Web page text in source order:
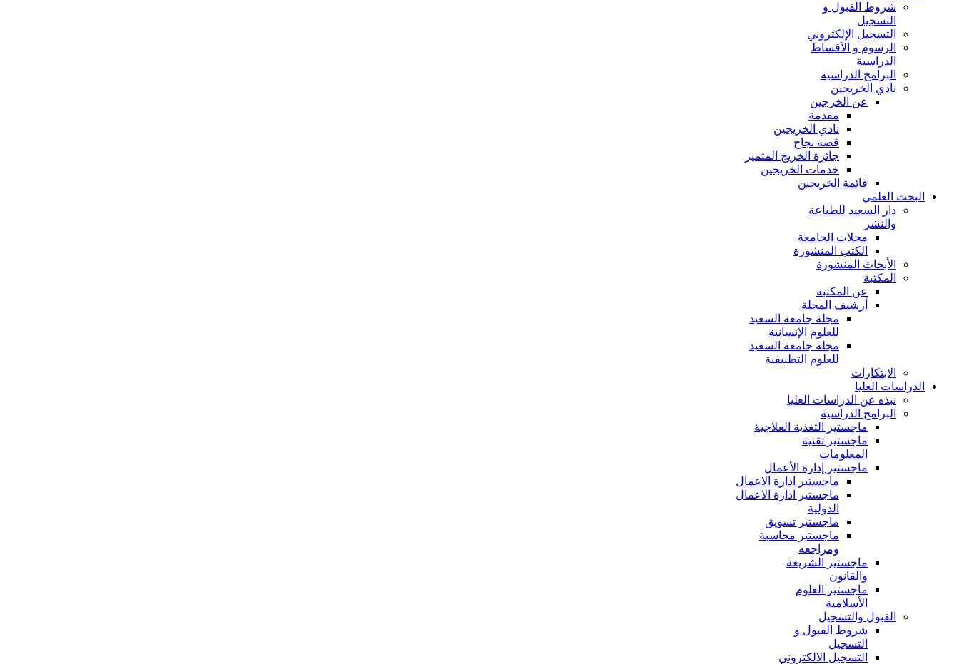
شروط القبول و
التسجيل
التسجيل الإلكتروني
الرسوم و الأقساط
الدراسية
البرامج الدراسية
نادي الخريجين
عن الخرجين
مقدمة
نادي الخريجين
قصة نجاح
جائزة الخريج المتميز
خدمات الخريجين
قائمة الخريجين
البحث العلمي
دار السعيد للطباعة
والنشر
مجلات الجامعة
الكتب المنشورة
الأبحاث المنشورة
المكتبة
عن المكتبة
أرشيف المجلة
مجلة جامعة السعيد
للعلوم الإنسانية
مجلة جامعة السعيد
للعلوم التطبيقية
الابتكارات
الدراسات العليا
نبذه عن الدراسات العليا
البرامج الدراسية
ماجستير التغذية العلاجية
ماجستير تقنية
المعلومات
ماجستير إدارة الأعمال
ماجستير ادارة الاعمال
ماجستير ادارة الاعمال
الدولية
ماجستير تسويق
ماجستير محاسبة
ومراجعه
ماجستير الشريعة
والقانون
ماجستير العلوم
الأسلامية
القبول والتسجيل
شروط القبول و
التسجيل
التسجيل الالكتروني